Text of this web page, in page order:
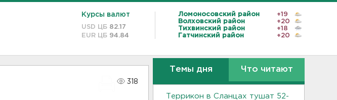
Курсы валют
USD ЦБ 82.17
EUR ЦБ 94.84
Ломоносовский район
+19
Волховский район
+20
Тихвинский район
+18
Гатчинский район
+20
318
Темы дня Что читают
Террикон в Сланцах тушат 52-